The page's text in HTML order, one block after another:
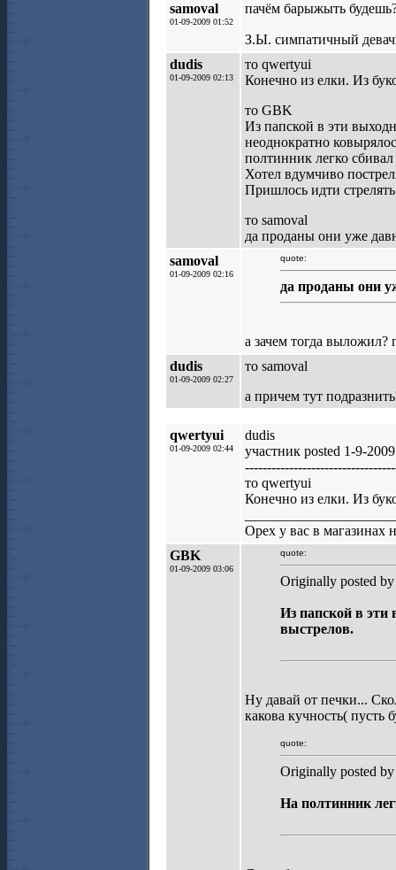
samoval
01-09-2009 01:52
пачём барыжыть
З.Ы. симпатичный
dudis
01-09-2009 02:13
то qwertyui
Конечно из елки. Из
то GBK
Из папской в эти
неоднократно
полтинник легко
Хотел вдумчиво
Пришлось идти
то samoval
да проданы они уже
samoval
01-09-2009 02:16
quote:
да проданы они
а зачем тогда выложил?
dudis
01-09-2009 02:27
то samoval
а причем тут
qwertyui
01-09-2009 02:44
dudis
участник posted 1-9-
то qwertyui
Конечно из елки. Из
Орех у вас в магазинах
GBK
01-09-2009 03:06
quote:
Originally posted
Из папской в
выстрелов.
Ну давай от печки...
какова кучность( пусть
quote:
Originally posted
На полтинник